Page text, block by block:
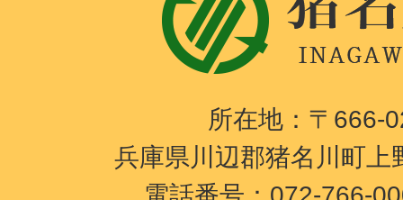
名
川
N
A
所在地：〒
兵庫県川辺郡猪名川町上